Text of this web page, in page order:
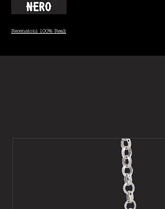
Recensioni 100% Reali